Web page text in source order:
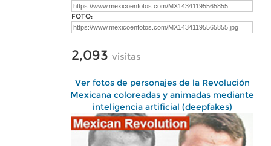
FOTO:
2,093 visitas
Ver fotos de personajes de la Revolución
Mexicana coloreadas y animadas mediante
inteligencia artificial (deepfakes)